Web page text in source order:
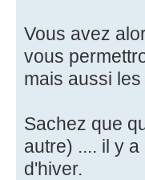
Vous avez
vous
mais aussi
Sachez que
autre) .... il y
d'hiver.